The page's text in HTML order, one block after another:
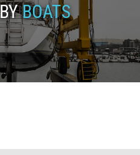
BOATS